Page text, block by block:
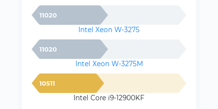
11020
Intel Xeon W-3275
11020
Intel Xeon W-3275M
10511
Intel Core i9-12900KF